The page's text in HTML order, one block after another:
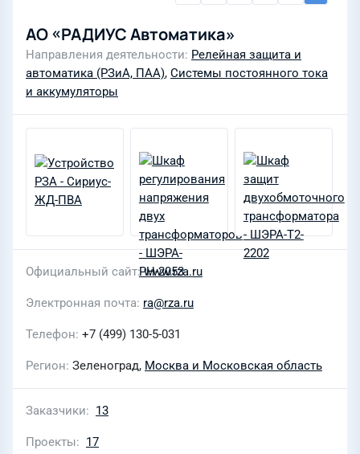
АО «РАДИУС Автоматика»
Направления деятельности Релейная защита и
автоматика (РЗиА, ПАА), Системы постоянного тока
и аккумуляторы
Официальный сайт www.rza.ru
Электронная почта ra@rza.ru
Телефон +7 (499) 130-5-031
Регион Зеленоград, Москва и Московская область
Заказчики 13
Проекты 17